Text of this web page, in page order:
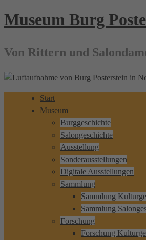
Museum Burg
Von Rittern und
Start
Museum
Burggeschichte
Salongeschichte
Ausstellung
Sonderausstellungen
Digitale Ausstellungen
Sammlung
Sammlung
Sammlung
Forschung
Forschung